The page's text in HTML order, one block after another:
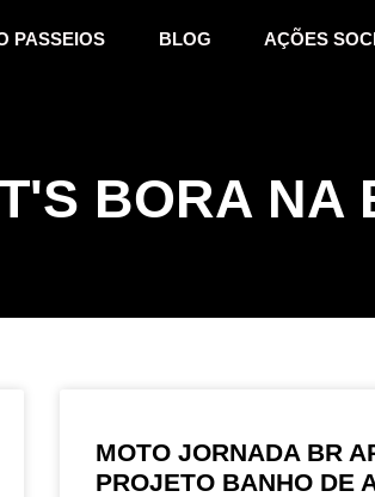
PASSEIOS BLOG AÇÕES
BORA NA
MOTO JORNADA BR
PROJETO BANHO DE